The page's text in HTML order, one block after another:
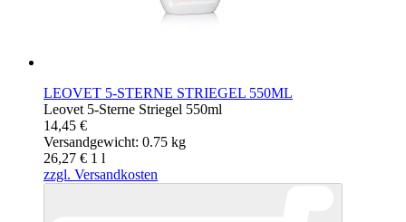
LEOVET 5-STERNE STRIEGEL 550ML
Leovet 5-Sterne Striegel 550ml
14,45 €
Versandgewicht: 0.75 kg
26,27 € 1 l
zzgl. Versandkosten